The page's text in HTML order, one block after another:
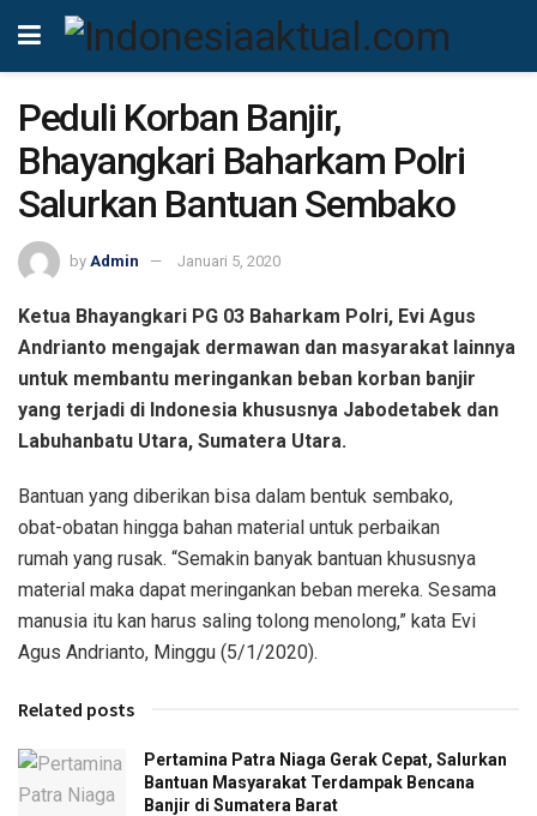
Peduli Korban Banjir,
Bhayangkari Baharkam Polri
Salurkan Bantuan Sembako
by Admin Januari 5, 2020
Ketua Bhayangkari PG 03 Baharkam Polri, Evi Agus
Andrianto mengajak dermawan dan masyarakat lainnya
untuk membantu meringankan beban korban banjir
yang terjadi di Indonesia khususnya Jabodetabek dan
Labuhanbatu Utara, Sumatera Utara.
Bantuan yang diberikan bisa dalam bentuk sembako,
obat-obatan hingga bahan material untuk perbaikan
rumah yang rusak. “Semakin banyak bantuan khususnya
material maka dapat meringankan beban mereka. Sesama
manusia itu kan harus saling tolong menolong,” kata Evi
Agus Andrianto, Minggu (5/1/2020).
Related posts
Pertamina Patra Niaga Gerak Cepat, Salurkan
Bantuan Masyarakat Terdampak Bencana
Banjir di Sumatera Barat